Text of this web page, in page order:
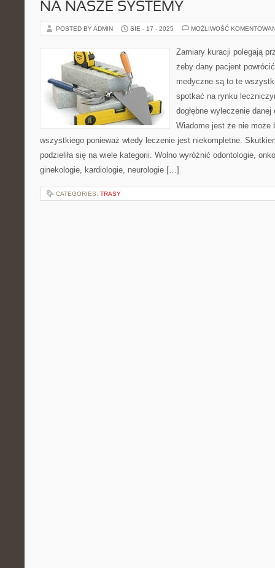
NA NASZE SYSTEMY
POSTED BY ADMIN SIE - 17 - 2025 MOŻLIWOŚĆ
Zamiary kuracji polegają
żeby dany pacjent
medyczne są to te
spotkać na rynku
dogłębne wyleczenie
Wiadome jest że nie może
wszystkiego ponieważ wtedy leczenie jest niekompletne.
podzieliła się na wiele kategorii. Wolno wyróżnić odontologie,
ginekologie, kardiologie, neurologie […]
CATEGORIES: TRASY